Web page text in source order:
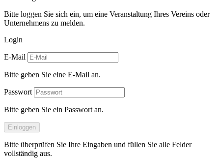
Bitte loggen Sie sich ein, um eine Veranstaltung Ihres Vereins oder
Unternehmens zu melden.
Login
E-Mail
Bitte geben Sie eine E-Mail an.
Passwort
Bitte geben Sie ein Passwort an.
Einloggen
Bitte überprüfen Sie Ihre Eingaben und füllen Sie alle Felder
vollständig aus.